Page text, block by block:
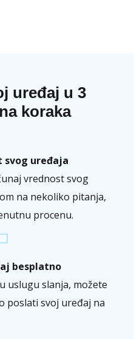
uređaj u 3
koraka
svog uređaja
vrednost svog
na nekoliko pitanja,
procenu.
besplatno
uslugu slanja, možete
poslati svoj uređaj na